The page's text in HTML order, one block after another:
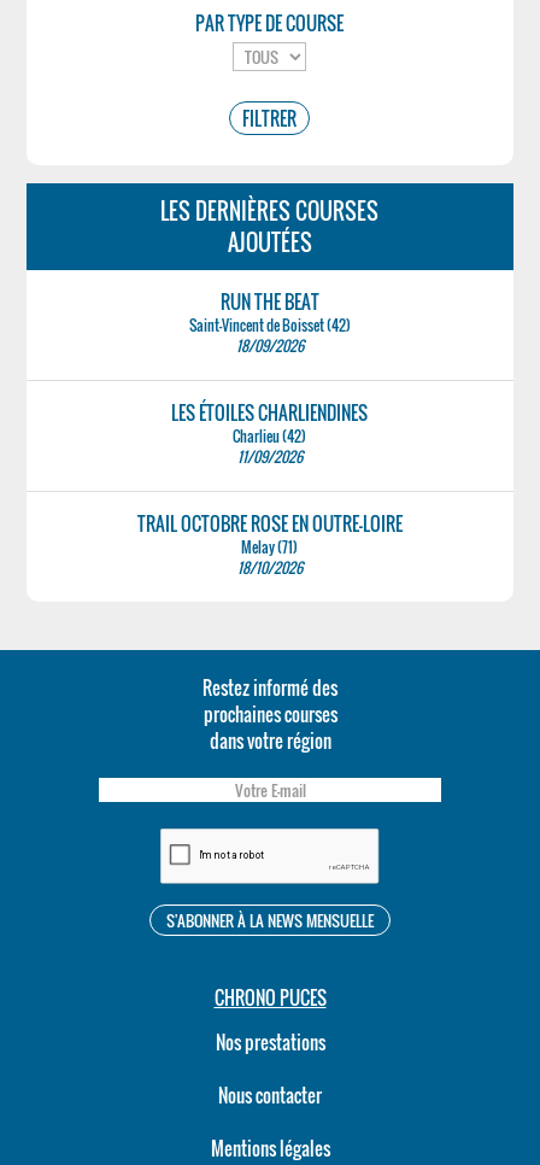
PAR TYPE DE COURSE
LES DERNIÈRES COURSES
AJOUTÉES
RUN THE BEAT
Saint-Vincent de Boisset (42)
18/09/2026
LES ÉTOILES CHARLIENDINES
Charlieu (42)
11/09/2026
TRAIL OCTOBRE ROSE EN OUTRE-LOIRE
Melay (71)
18/10/2026
Restez informé des
prochaines courses
dans votre région
CHRONO PUCES
Nos prestations
Nous contacter
Mentions légales